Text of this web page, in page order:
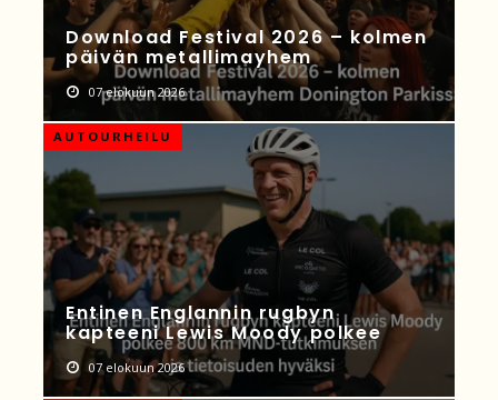
Download Festival 2026 – kolmen
päivän metallimayhem
07 elokuun 2026
AUTOURHEILU
Entinen Englannin rugbyn
kapteeni Lewis Moody polkee
07 elokuun 2026